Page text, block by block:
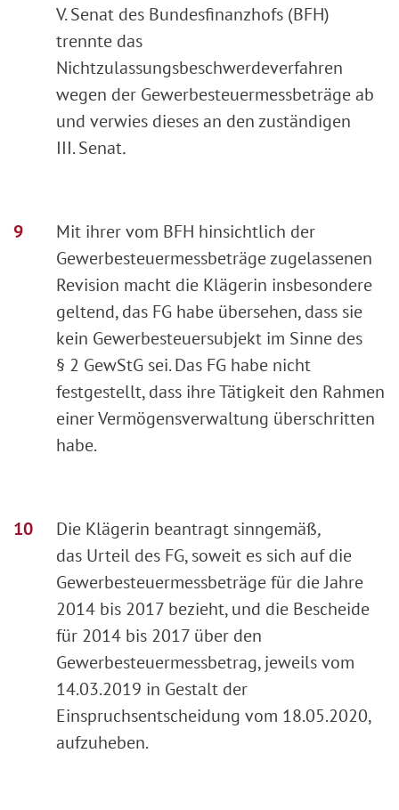
V. Senat des Bundesfinanzhofs (BFH)
trennte das
Nichtzulassungsbeschwerdeverfahren
wegen der Gewerbesteuermessbeträge ab
und verwies dieses an den zuständigen
III. Senat.
Mit ihrer vom BFH hinsichtlich der
Gewerbesteuermessbeträge zugelassenen
Revision macht die Klägerin insbesondere
geltend, das FG habe übersehen, dass sie
kein Gewerbesteuersubjekt im Sinne des
§ 2 GewStG sei. Das FG habe nicht
festgestellt, dass ihre Tätigkeit den Rahmen
einer Vermögensverwaltung überschritten
habe.
Die Klägerin beantragt sinngemäß,
das Urteil des FG, soweit es sich auf die
Gewerbesteuermessbeträge für die Jahre
2014 bis 2017 bezieht, und die Bescheide
für 2014 bis 2017 über den
Gewerbesteuermessbetrag, jeweils vom
14.03.2019 in Gestalt der
Einspruchsentscheidung vom 18.05.2020,
aufzuheben.